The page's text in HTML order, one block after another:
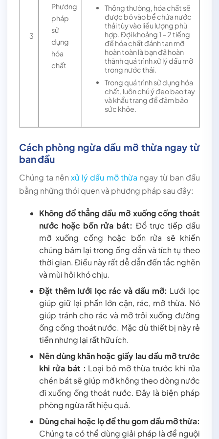
3
Phương
pháp
sử
dụng
hóa
chất
Thông thường, hóa chất sẽ
được bỏ vào bể chứa nước
thải tùy vào liều lượng phù
hợp. Đợi khoảng 1 – 2 tiếng
để hóa chất đánh tan mỡ
hoàn toàn là bạn đã hoàn
thành quá trình xử lý dầu mỡ
trong nước thải.
Trong quá trình sử dụng hóa
chất, luôn chú ý đeo bao tay
và khẩu trang để đảm bảo
sức khỏe.
Cách phòng ngừa dầu mỡ thừa ngay từ
ban đầu
Chúng ta nênxử lý dầu mỡ thừa ngay từ ban đầu
bằng những thói quen và phương pháp sau đây:
Không đổ thẳng dầu mỡ xuống cống thoát
nước hoặc bồn rửa bát: Đổ trực tiếp dầu
mỡ xuống cống hoặc bồn rửa sẽ khiến
chúng bám lại trong ống dẫn và tích tụ theo
thời gian. Điều này rất dễ dẫn đến tắc nghẽn
và mùi hôi khó chịu.
Đặt thêm lưới lọc rác và dầu mỡ: Lưới lọc
giúp giữ lại phần lớn cặn, rác, mỡ thừa. Nó
giúp tránh cho rác và mỡ trôi xuống đường
ống cống thoát nước. Mặc dù thiết bị này rẻ
tiền nhưng lại rất hữu ích.
Nên dùng khăn hoặc giấy lau dầu mỡ trước
khi rửa bát : Loại bỏ mỡ thừa trước khi rửa
chén bát sẽ giúp mỡ không theo dòng nước
đi xuống ống thoát nước. Đây là biện pháp
phòng ngừa rất hiệu quả.
Dùng chai hoặc lọ để thu gom dầu mỡ thừa:
Chúng ta có thể dùng giải pháp là để nguội